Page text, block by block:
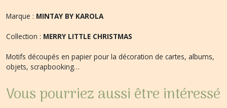
Marque : MINTAY BY KAROLA
Collection : MERRY LITTLE CHRISTMAS
Motifs découpés en papier pour la décoration de cartes, albums,
objets, scrapbooking…
Vous pourriez aussi être intéressé